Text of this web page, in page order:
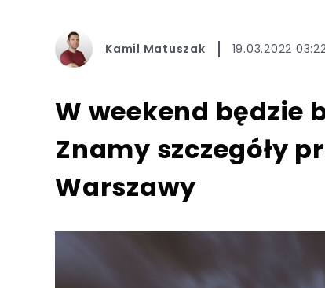
Kamil Matuszak 19.03.2022
W weekend będzie
Znamy szczegóły
Warszawy